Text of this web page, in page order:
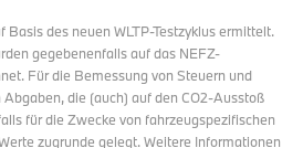
des neuen WLTP-Testzyklus ermittelt.
gegebenenfalls auf das NEFZ-
Für die Bemessung von Steuern und
die (auch) auf den CO2-Ausstoß
für die Zwecke von fahrzeugspezifischen
zugrunde gelegt. Weitere Informationen